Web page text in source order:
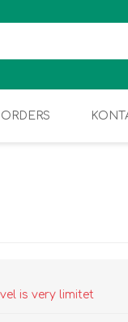
is very limitet